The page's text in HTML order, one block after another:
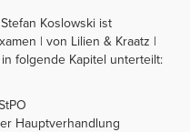
Koslowski ist
| von Lilien & Kraatz |
folgende Kapitel unterteilt:
Hauptverhandlung